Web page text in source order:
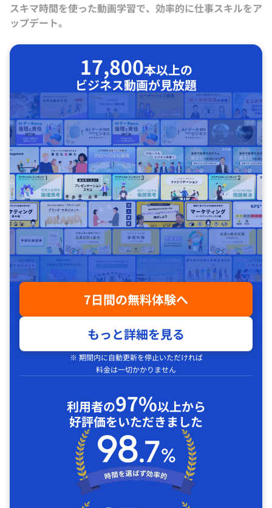
スキマ時間を使った動画学習で、効率的に仕事スキルをア
ップデート。
17,800本以上の
ビジネス動画が見放題
7日間の無料体験へ
もっと詳細を見る
※ 期間内に自動更新を停止いただければ
料金は一切かかりません
利用者の97%以上から
好評価をいただきました